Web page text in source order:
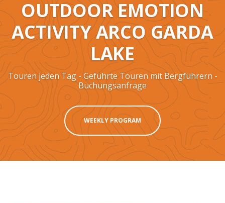
OUTDOOR EMOTION
ACTIVITY ARCO GARDA
LAKE
Touren jeden Tag - Geführte Touren mit Bergführern -
Buchungsanfrage
WEEKLY PROGRAM